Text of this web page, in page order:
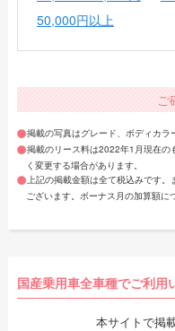
50,000円以上
ご
掲載の写真はグレード、ボディカラ
掲載のリース料は2022年1月現在の
く変更する場合があります。
上記の掲載金額は全て税込みです
ございます。ボーナス月の加算額に
国産乗用車全車種でご利用
本サイトで掲